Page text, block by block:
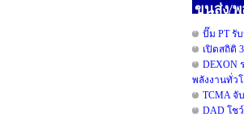
ขนส่ง/พ
ปั๊ม PT รั
เปิดสถิติ
DEXON
พลังงานทั่ว
TCMA จั
DAD โช